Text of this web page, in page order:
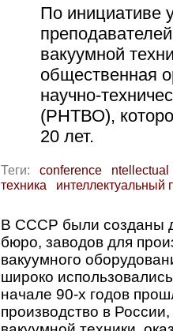
По инициативе
вакуумной
общественная
научно-
(РНТВО),
20 лет.
Теги: conference
ntellectual
техника
интеллектуальный
В СССР были созданы
бюро, заводов для
вакуумного
широко
начале 90-х годов
производство в